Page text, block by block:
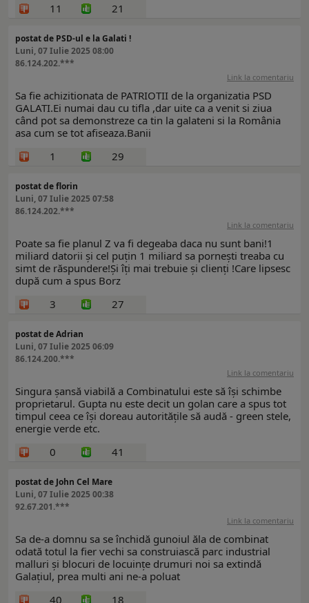
11
21
postat de PSD-ul e la Galati !
Luni, 07 Iulie 2025 08:00
86.124.202.***
Link la comentariu
Sa fie achizitionata de PATRIOTII de la organizatia PSD
GALATI.Ei numai dau cu tifla ,dar uite ca a venit si ziua
când pot sa demonstreze ca tin la galateni si la România
asa cum se tot afiseaza.Banii
1
29
postat de florin
Luni, 07 Iulie 2025 07:58
86.124.202.***
Link la comentariu
Poate sa fie planul Z va fi degeaba daca nu sunt bani!1
miliard datorii și cel puțin 1 miliard sa pornești treaba cu
simt de răspundere!Și îți mai trebuie și clienți !Care lipsesc
după cum a spus Borz
3
27
postat de Adrian
Luni, 07 Iulie 2025 06:09
86.124.200.***
Link la comentariu
Singura șansă viabilă a Combinatului este să își schimbe
proprietarul. Gupta nu este decit un golan care a spus tot
timpul ceea ce își doreau autoritățile să audă - green stele,
energie verde etc.
0
41
postat de John Cel Mare
Luni, 07 Iulie 2025 00:38
92.67.201.***
Link la comentariu
Sa de-a domnu sa se închidă gunoiul ăla de combinat
odată totul la fier vechi sa construiască parc industrial
malluri și blocuri de locuințe drumuri noi sa extindă
Galațiul, prea multi ani ne-a poluat
40
18